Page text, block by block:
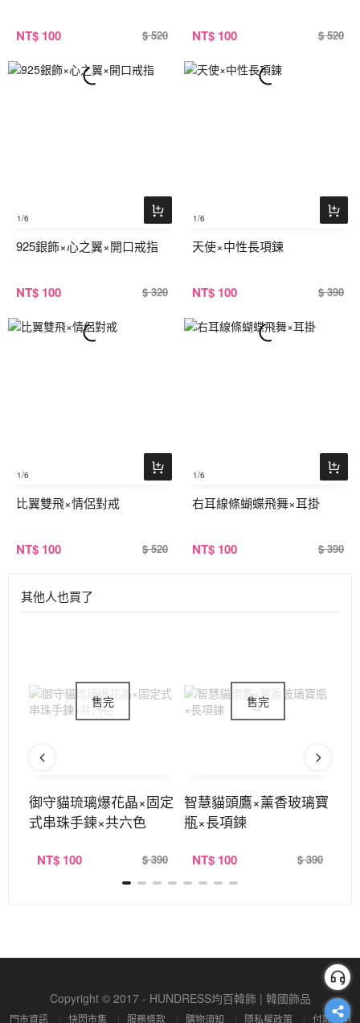
NT$ 100 $ 520 NT$ 100 $ 520
1/6
925銀飾×心之翼×開口戒指
NT$ 100 $ 320
1/6
天使×中性長項鍊
NT$ 100 $ 390
1/6
比翼雙飛×情侶對戒
NT$ 100 $ 520
1/6
右耳線條蝴蝶飛舞×耳掛
NT$ 100 $ 390
其他人也買了
御守貓琉璃爆花晶×固定
式串珠手鍊×共六色
NT$ 100 $ 390
智慧貓頭鷹×薰香玻璃寶
瓶×長項鍊
NT$ 100 $ 390
Copyright © 2017 - HUNDRESS均百韓飾 | 韓國飾品
門市資訊 快閃市集 服務條款 購物須知 隱私權政策 付款說明